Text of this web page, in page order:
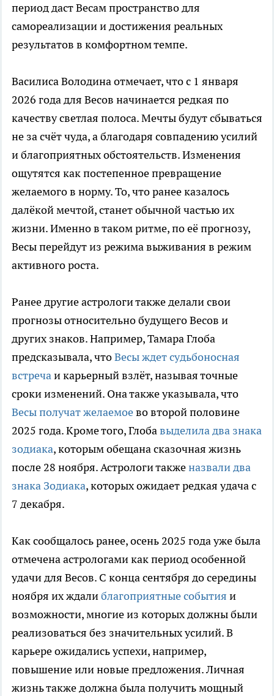
период даст Весам пространство для
самореализации и достижения реальных
результатов в комфортном темпе.
Василиса Володина отмечает, что с 1 января
2026 года для Весов начинается редкая по
качеству светлая полоса. Мечты будут сбываться
не за счёт чуда, а благодаря совпадению усилий
и благоприятных обстоятельств. Изменения
ощутятся как постепенное превращение
желаемого в норму. То, что ранее казалось
далёкой мечтой, станет обычной частью их
жизни. Именно в таком ритме, по её прогнозу,
Весы перейдут из режима выживания в режим
активного роста.
Ранее другие астрологи также делали свои
прогнозы относительно будущего Весов и
других знаков. Например, Тамара Глоба
предсказывала, чтоВесы ждет судьбоносная
встречаи карьерный взлёт, называя точные
сроки изменений. Она также указывала, что
Весы получат желаемоево второй половине
2025 года. Кроме того, Глобавыделила два знака
зодиака, которым обещана сказочная жизнь
после 28 ноября. Астрологи такженазвали два
знака Зодиака, которых ожидает редкая удача с
7 декабря.
Как сообщалось ранее, осень 2025 года уже была
отмечена астрологами как период особенной
удачи для Весов. С конца сентября до середины
ноября их ждалиблагоприятные события и
возможности, многие из которых должны были
реализоваться без значительных усилий. В
карьере ожидались успехи, например,
повышение или новые предложения. Личная
жизнь также должна была получить мощный